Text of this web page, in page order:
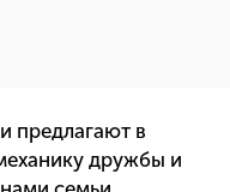
предлагают в
дружбы и